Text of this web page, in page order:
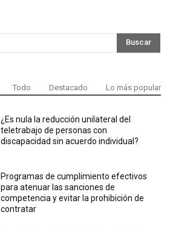
Buscar
Todo Destacado Lo más popular
¿Es nula la reducción unilateral del
teletrabajo de personas con
discapacidad sin acuerdo individual?
Programas de cumplimiento efectivos
para atenuar las sanciones de
competencia y evitar la prohibición de
contratar